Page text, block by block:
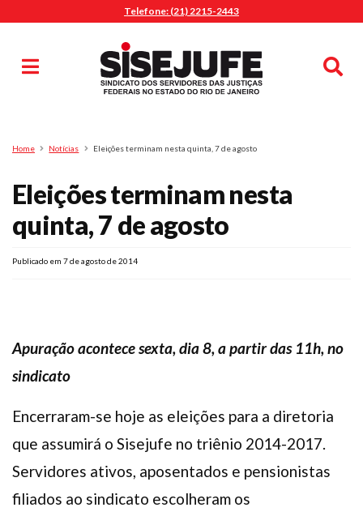
Telefone: (21) 2215-2443
Pesquisa
Home Notícias Eleições terminam nesta quinta, 7 de agosto
Eleições terminam nesta
quinta, 7 de agosto
Publicado em 7 de agosto de 2014
Apuração acontece sexta, dia 8, a partir das 11h, no
sindicato
Encerraram-se hoje as eleições para a diretoria
que assumirá o Sisejufe no triênio 2014-2017.
Servidores ativos, aposentados e pensionistas
filiados ao sindicato escolheram os
MENU
Sindicalize-se
Diretoria
O Sindicato
Agenda
Casa do Alto
Seguro Auto
Plano de Saúde
Pós-graduação
Twitter